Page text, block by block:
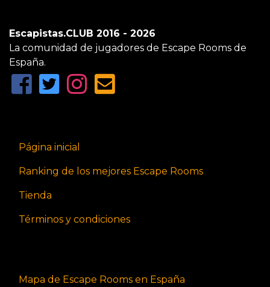
Escapistas.CLUB 2016 - 2026
La comunidad de jugadores de Escape Rooms de
España.
Página inicial
Ranking de los mejores Escape Rooms
Tienda
Términos y condiciones
Mapa de Escape Rooms en España